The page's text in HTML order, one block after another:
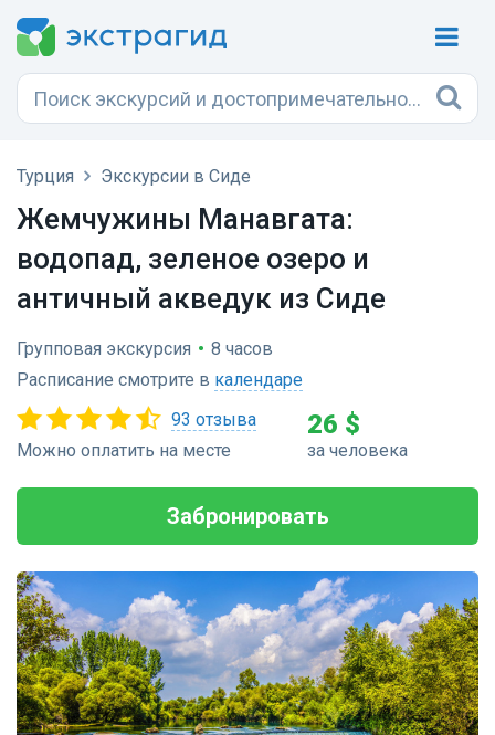
Турция Экскурсии в Сиде
Жемчужины Манавгата:
водопад, зеленое озеро и
античный акведук из Сиде
Групповая экскурсия • 8 часов
Расписание смотрите в календаре
93 отзыва
Можно оплатить на месте
26 $
за человека
Забронировать